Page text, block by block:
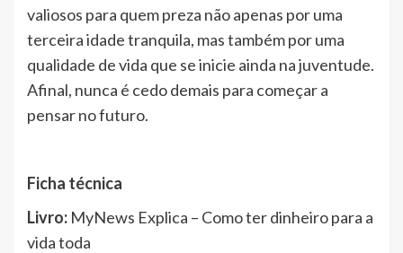
valiosos para quem preza não apenas por uma
terceira idade tranquila, mas também por uma
qualidade de vida que se inicie ainda na juventude.
Afinal, nunca é cedo demais para começar a
pensar no futuro.
Ficha técnica
Livro: MyNews Explica – Como ter dinheiro para a
vida toda